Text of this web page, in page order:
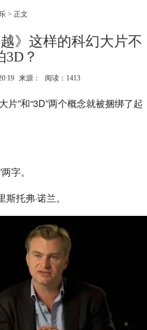
> 正文
》这样的科幻大片不
3D？
来源： 阅读：1413
片”和“3D”两个概念就被捆绑了起
字。
托弗·诺兰。